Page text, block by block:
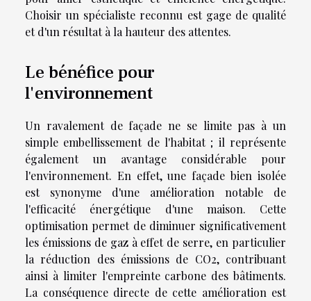
Choisir un spécialiste reconnu est gage de qualité
et d'un résultat à la hauteur des attentes.
Le bénéfice pour
l'environnement
Un ravalement de façade ne se limite pas à un
simple embellissement de l'habitat ; il représente
également un avantage considérable pour
l'environnement. En effet, une façade bien isolée
est synonyme d'une amélioration notable de
l'efficacité énergétique d'une maison. Cette
optimisation permet de diminuer significativement
les émissions de gaz à effet de serre, en particulier
la réduction des émissions de CO2, contribuant
ainsi à limiter l'empreinte carbone des bâtiments.
La conséquence directe de cette amélioration est